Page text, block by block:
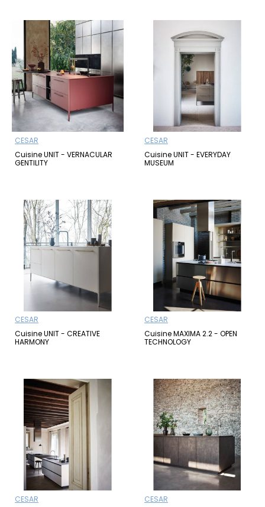
CESAR
Cuisine UNIT - VERNACULAR
GENTILITY
CESAR
Cuisine UNIT - EVERYDAY
MUSEUM
CESAR
Cuisine UNIT - CREATIVE
HARMONY
CESAR
Cuisine MAXIMA 2.2 - OPEN
TECHNOLOGY
CESAR
CESAR